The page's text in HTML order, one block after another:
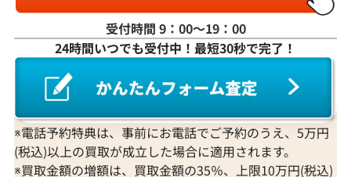
受付時間 9：00〜19：00
24時間いつでも受付中！最短30秒で完了！
※電話予約特典は、事前にお電話でご予約のうえ、5万円
(税込)以上の買取が成立した場合に適用されます。
※買取金額の増額は、買取金額の35％、上限10万円(税込)